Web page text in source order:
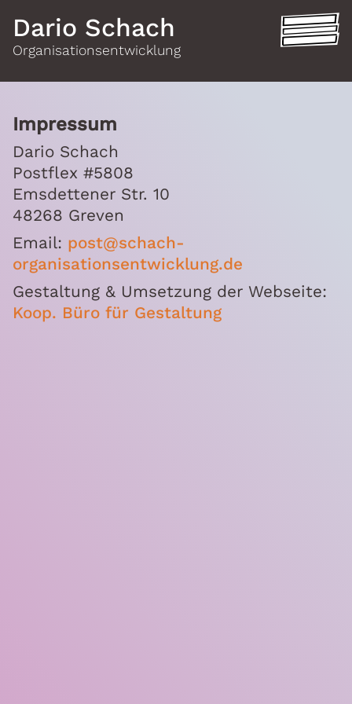
Dario Schach
Organisationsentwicklung
Impressum
Dario Schach
Postflex #5808
Emsdettener Str. 10
48268 Greven
Email: post@schach-
organisationsentwicklung.de
Gestaltung & Umsetzung der Webseite:
Koop. Büro für Gestaltung